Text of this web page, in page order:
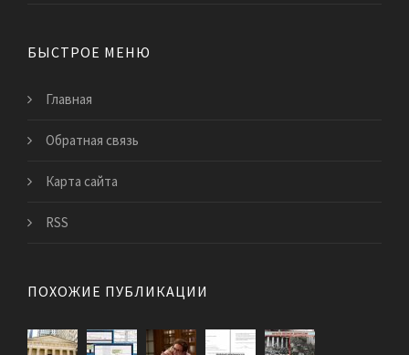
БЫСТРОЕ МЕНЮ
Главная
Обратная связь
Карта сайта
RSS
ПОХОЖИЕ ПУБЛИКАЦИИ